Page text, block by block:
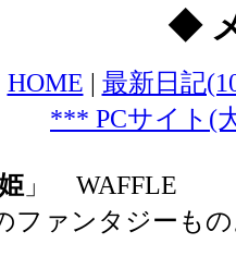
◆
HOME | 最新日記
*** PCサイト(
」 WAFFLE
ファンタジーもの